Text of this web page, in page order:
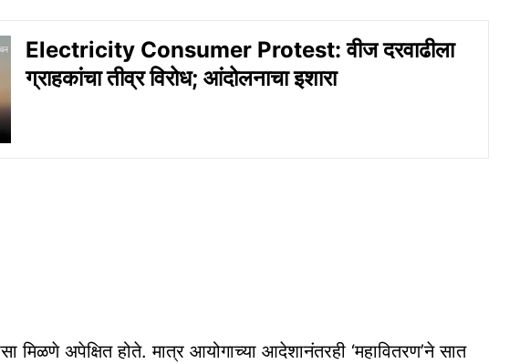
Electricity Consumer Protest: वीज दरवाढीला
ग्राहकांचा तीव्र विरोध; आंदोलनाचा इशारा
मिळणे अपेक्षित होते. मात्र आयोगाच्या आदेशानंतरही ‘महावितरण’ने सात